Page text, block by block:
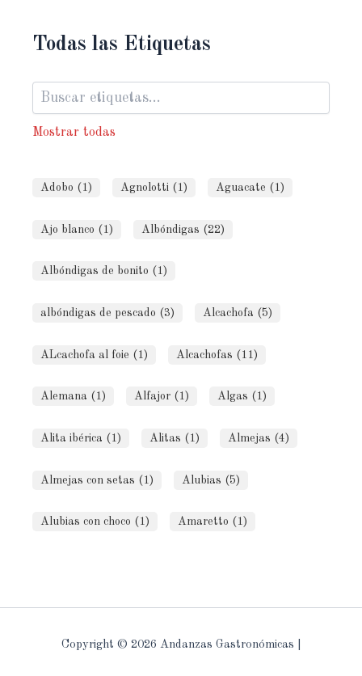
Todas las Etiquetas
Mostrar todas
Adobo (1) Agnolotti (1) Aguacate (1)
Ajo blanco (1) Albóndigas (22)
Albóndigas de bonito (1)
albóndigas de pescado (3) Alcachofa (5)
ALcachofa al foie (1) Alcachofas (11)
Alemana (1) Alfajor (1) Algas (1)
Alita ibérica (1) Alitas (1) Almejas (4)
Almejas con setas (1) Alubias (5)
Alubias con choco (1) Amaretto (1)
Copyright © 2026 Andanzas Gastronómicas |